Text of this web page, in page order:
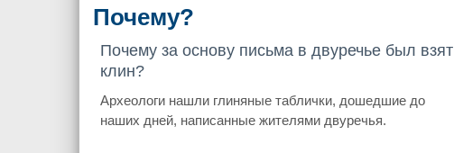
Почему?
Почему за основу письма в двуречье был взят
клин?
Археологи нашли глиняные таблички, дошедшие до
наших дней, написанные жителями двуречья.